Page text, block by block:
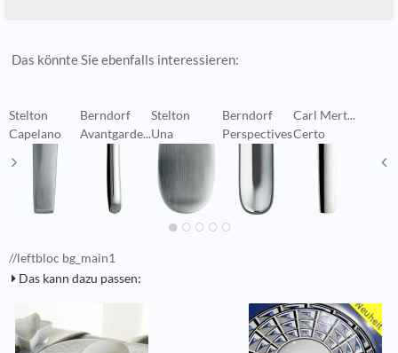
Das könnte Sie ebenfalls interessieren:
Stelton
Capelano
Berndorf
Avantgarde...
Stelton
Una
Berndorf
Perspectives
Carl Mert...
Certo
//leftbloc bg_main1
Das kann dazu passen: